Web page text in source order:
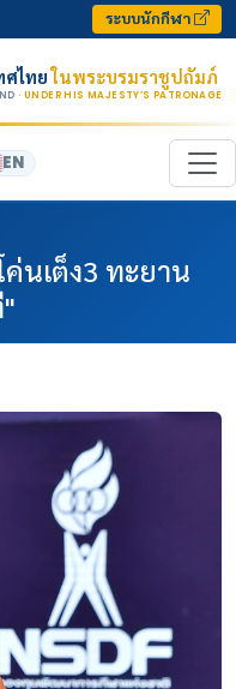
ระบบนักกีฬา
ศไทยในพระบรมราชูปถัมภ์
· UNDER HIS MAJESTY’S PATRONAGE
EN
นเต็ง3 ทะยาน